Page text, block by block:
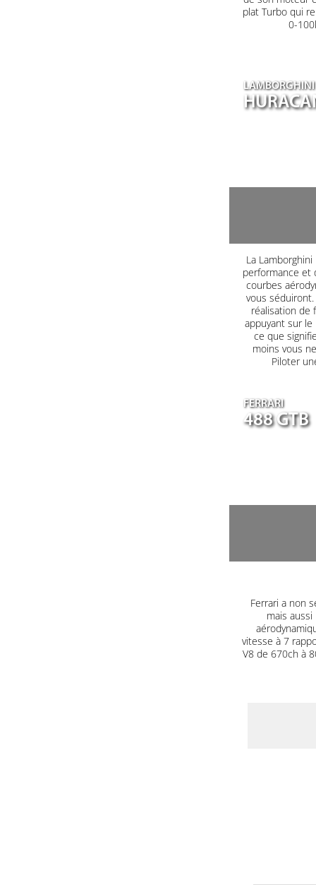
plat Turbo qui
0-
LAMBORGHINI
La
performance et
courbes
vous
réalisation de
appuyant sur le
ce que
moins vous
Piloter
FERRARI
488 GTB
Ferrari a non
mais
vitesse à 7
V8 de 670ch à